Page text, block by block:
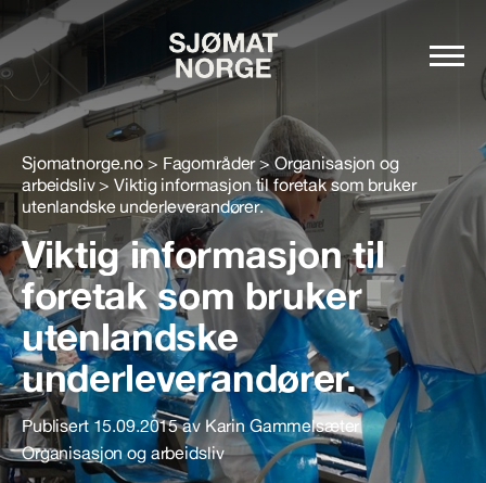
Sjomatnorge.no> Fagområder>Organisasjon og
arbeidsliv>Viktig informasjon til foretak som bruker
utenlandske underleverandører.
Viktig informasjon til
foretak som bruker
utenlandske
underleverandører.
Publisert 15.09.2015 av Karin Gammelsæter
Organisasjon og arbeidsliv